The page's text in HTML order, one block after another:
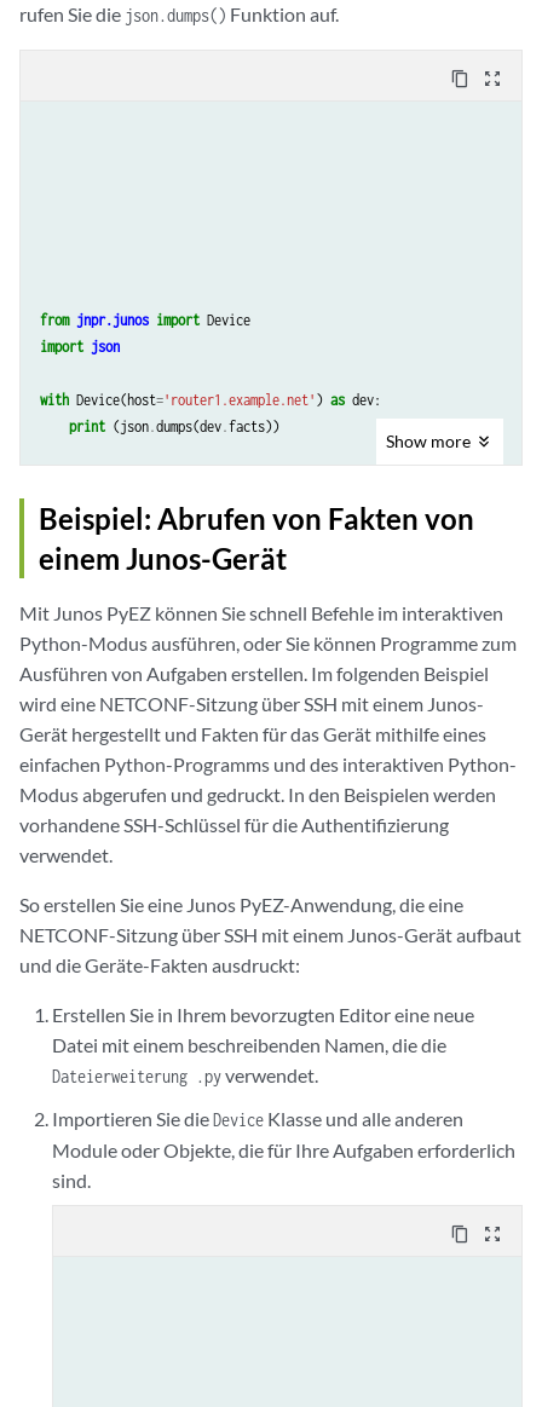
rufen Sie die json.dumps() Funktion auf.
content_copy zoom_out_map
from jnpr.junos import Device
import json
with Device(host='router1.example.net' ) as dev:
print (json.dumps(dev.facts))
Show more
Beispiel: Abrufen von Fakten von
einem Junos-Gerät
Mit Junos PyEZ können Sie schnell Befehle im interaktiven
Python-Modus ausführen, oder Sie können Programme zum
Ausführen von Aufgaben erstellen. Im folgenden Beispiel
wird eine NETCONF-Sitzung über SSH mit einem Junos-
Gerät hergestellt und Fakten für das Gerät mithilfe eines
einfachen Python-Programms und des interaktiven Python-
Modus abgerufen und gedruckt. In den Beispielen werden
vorhandene SSH-Schlüssel für die Authentifizierung
verwendet.
So erstellen Sie eine Junos PyEZ-Anwendung, die eine
NETCONF-Sitzung über SSH mit einem Junos-Gerät aufbaut
und die Geräte-Fakten ausdruckt:
Erstellen Sie in Ihrem bevorzugten Editor eine neue
Datei mit einem beschreibenden Namen, die die
Dateierweiterung .pyverwendet.
Importieren Sie dieDevice Klasse und alle anderen
Module oder Objekte, die für Ihre Aufgaben erforderlich
sind.
content_copy zoom_out_map